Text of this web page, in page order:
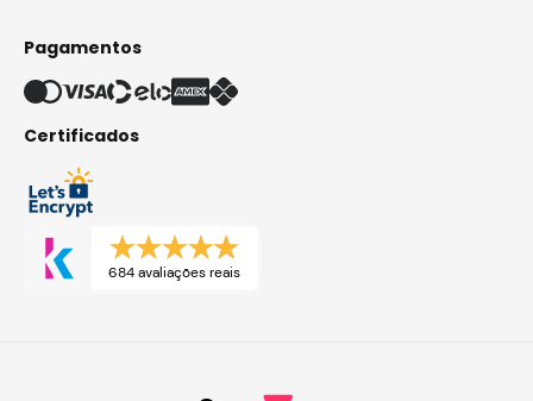
Pagamentos
Certificados
684 avaliações reais